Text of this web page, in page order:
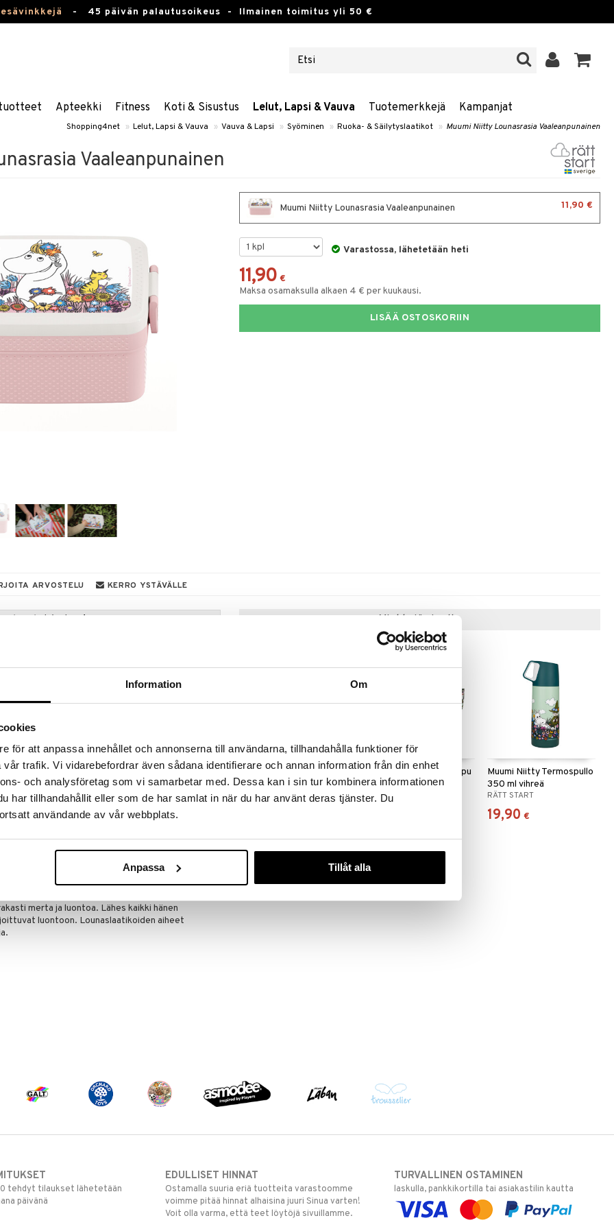
Information Om
för att anpassa innehållet och annonserna till användarna, tillhandahålla funktioner för
trafik. Vi vidarebefordrar även sådana identifierare och annan information från din enhet
och analysföretag som vi samarbetar med. Dessa kan i sin tur kombinera informationen
har tillhandahållit eller som de har samlat in när du har använt deras tjänster. Du
användande av vår webbplats.
Anpassa Tillåt alla
- 45 päivän palautusoikeus - Ilmainen toimitus yli 50 €
Apteekki Fitness Koti & Sisustus Lelut, Lapsi & Vauva Tuotemerkkejä Kampanjat
Shopping4net » Lelut, Lapsi & Vauva » Vauva & Lapsi » Syöminen » Ruoka- & Säilytyslaatikot » Muumi Niitty Lounasrasia Vaaleanpunainen
Vaaleanpunainen
Muumi Niitty Lounasrasia Vaaleanpunainen 11,90 €
Varastossa, lähetetään heti
11,90 €
Maksa osamaksulla alkaen 4 € per kuukausi.
LISÄÄ OSTOSKORIIN
ARVOSTELU KERRO YSTÄVÄLLE
hinnoilla!
31.8.2026 asti mutta ole nopea -
voivat päästä loppumaan!
josta tulee nopeasti suosikki sekä suurten
lokeroa, sekä hyvä kansi, jossa on kiinnikkeet.
vai et, ja kansi voidaan kiristää kahteen eri
joka on turvallinen käyttää ja
käyttää mikroaaltouunissa (30 sek 800W) ja pestä
merta ja luontoa. Lähes kaikki hänen
luontoon. Lounaslaatikoiden aiheet
Vinkkejä sinulle
Muumi Niitty Lounasrasia
Vihreä
RÄTT START
Muumi Niitty Ruokalappu
hihalla
RÄTT START
Muumi Niitty Termospullo
350 ml vihreä
RÄTT START
19,90 €
tehdyt tilaukset lähetetään
päivänä
EDULLISET HINNAT
Ostamalla suuria eriä tuotteita varastoomme
voimme pitää hinnat alhaisina juuri Sinua varten!
Voit olla varma, että teet löytöjä sivuillamme.
TURVALLINEN OSTAMINEN
laskulla, pankkikortilla tai asiakastilin kautta